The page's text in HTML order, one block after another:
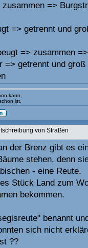
zusammen =>
=> getrennt und
=> zusammen
=> getrennt und
kann,
ist.
von Straßen
der Brenz gibt es
stehen, denn
- eine Reute.
Stück Land zum
bekommen.
benannt
sich nicht
??